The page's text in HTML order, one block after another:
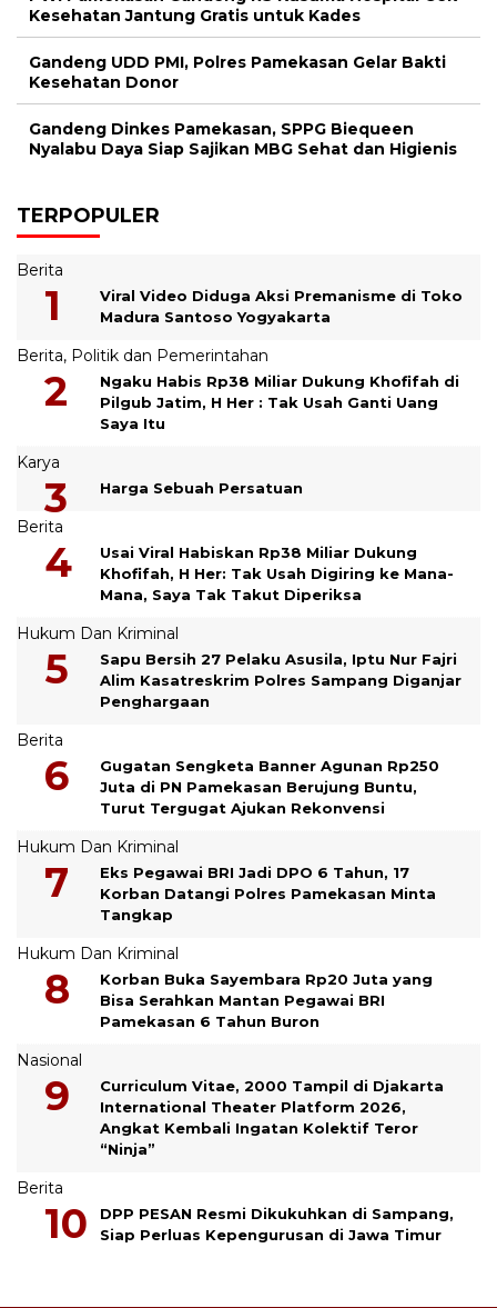
Kesehatan Jantung Gratis untuk Kades
Gandeng UDD PMI, Polres Pamekasan Gelar Bakti
Kesehatan Donor
Gandeng Dinkes Pamekasan, SPPG Biequeen
Nyalabu Daya Siap Sajikan MBG Sehat dan Higienis
TERPOPULER
Berita
Viral Video Diduga Aksi Premanisme di Toko
Madura Santoso Yogyakarta
Berita, Politik dan Pemerintahan
Ngaku Habis Rp38 Miliar Dukung Khofifah di
Pilgub Jatim, H Her : Tak Usah Ganti Uang
Saya Itu
Karya
Harga Sebuah Persatuan
Berita
Usai Viral Habiskan Rp38 Miliar Dukung
Khofifah, H Her: Tak Usah Digiring ke Mana-
Mana, Saya Tak Takut Diperiksa
Hukum Dan Kriminal
Sapu Bersih 27 Pelaku Asusila, Iptu Nur Fajri
Alim Kasatreskrim Polres Sampang Diganjar
Penghargaan
Berita
Gugatan Sengketa Banner Agunan Rp250
Juta di PN Pamekasan Berujung Buntu,
Turut Tergugat Ajukan Rekonvensi
Hukum Dan Kriminal
Eks Pegawai BRI Jadi DPO 6 Tahun, 17
Korban Datangi Polres Pamekasan Minta
Tangkap
Hukum Dan Kriminal
Korban Buka Sayembara Rp20 Juta yang
Bisa Serahkan Mantan Pegawai BRI
Pamekasan 6 Tahun Buron
Nasional
Curriculum Vitae, 2000 Tampil di Djakarta
International Theater Platform 2026,
Angkat Kembali Ingatan Kolektif Teror
“Ninja”
Berita
DPP PESAN Resmi Dikukuhkan di Sampang,
Siap Perluas Kepengurusan di Jawa Timur